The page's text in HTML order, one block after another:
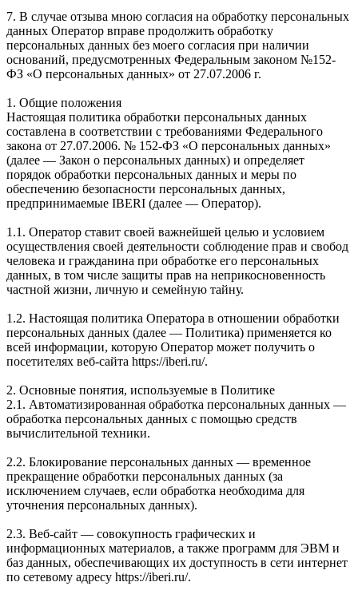
7. В случае отзыва мною согласия на обработку персональных
данных Оператор вправе продолжить обработку
персональных данных без моего согласия при наличии
оснований, предусмотренных Федеральным законом №152-
ФЗ «О персональных данных» от 27.07.2006 г.
1. Общие положения
Настоящая политика обработки персональных данных
составлена в соответствии с требованиями Федерального
закона от 27.07.2006. № 152-ФЗ «О персональных данных»
(далее — Закон о персональных данных) и определяет
порядок обработки персональных данных и меры по
обеспечению безопасности персональных данных,
предпринимаемые IBERI (далее — Оператор).
1.1. Оператор ставит своей важнейшей целью и условием
осуществления своей деятельности соблюдение прав и свобод
человека и гражданина при обработке его персональных
данных, в том числе защиты прав на неприкосновенность
частной жизни, личную и семейную тайну.
1.2. Настоящая политика Оператора в отношении обработки
персональных данных (далее — Политика) применяется ко
всей информации, которую Оператор может получить о
посетителях веб-сайта https://iberi.ru/.
2. Основные понятия, используемые в Политике
2.1. Автоматизированная обработка персональных данных —
обработка персональных данных с помощью средств
вычислительной техники.
2.2. Блокирование персональных данных — временное
прекращение обработки персональных данных (за
исключением случаев, если обработка необходима для
уточнения персональных данных).
2.3. Веб-сайт — совокупность графических и
информационных материалов, а также программ для ЭВМ и
баз данных, обеспечивающих их доступность в сети интернет
по сетевому адресу https://iberi.ru/.